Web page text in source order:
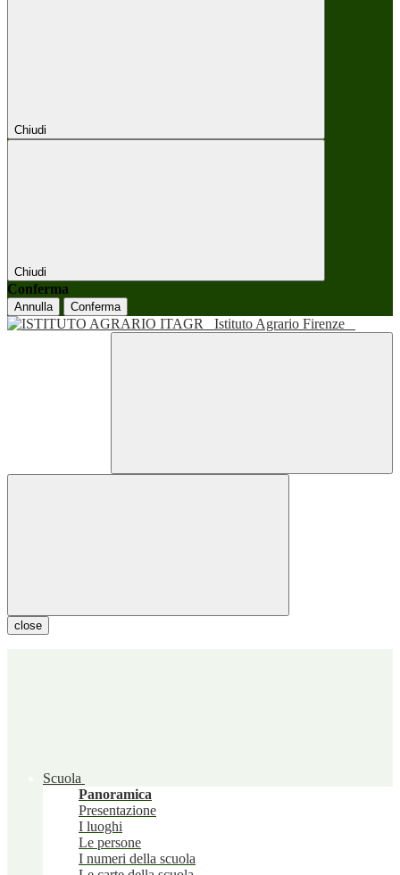
Chiudi
Chiudi
Conferma
Annulla Conferma
Istituto Agrario Firenze
close
Scuola
Panoramica
Presentazione
I luoghi
Le persone
I numeri della scuola